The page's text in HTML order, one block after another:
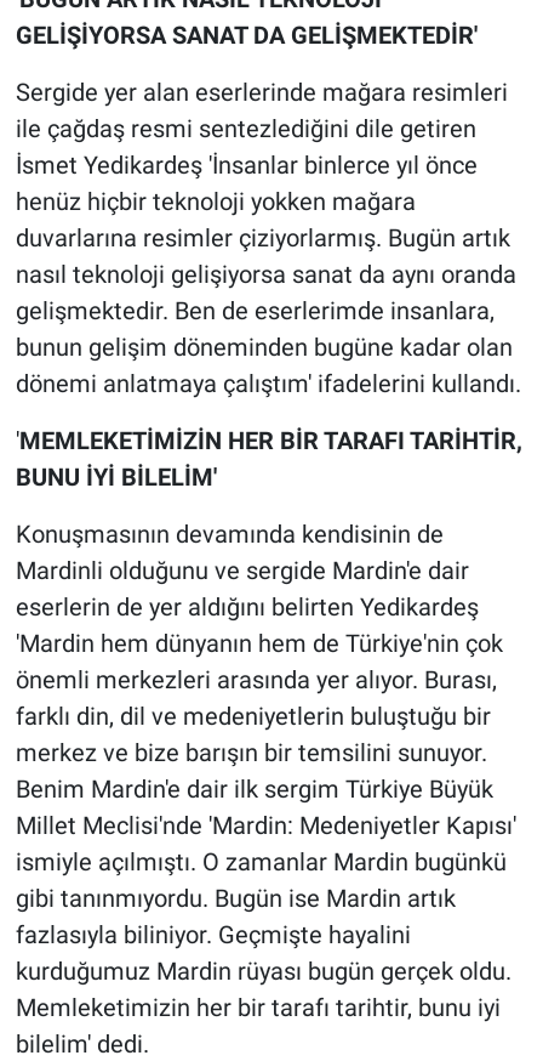
GELİŞİYORSA SANAT DA GELİŞMEKTEDİR'
Sergide yer alan eserlerinde mağara resimleri
ile çağdaş resmi sentezlediğini dile getiren
İsmet Yedikardeş 'İnsanlar binlerce yıl önce
henüz hiçbir teknoloji yokken mağara
duvarlarına resimler çiziyorlarmış. Bugün artık
nasıl teknoloji gelişiyorsa sanat da aynı oranda
gelişmektedir. Ben de eserlerimde insanlara,
bunun gelişim döneminden bugüne kadar olan
dönemi anlatmaya çalıştım' ifadelerini kullandı.
'MEMLEKETİMİZİN HER BİR TARAFI TARİHTİR,
BUNU İYİ BİLELİM'
Konuşmasının devamında kendisinin de
Mardinli olduğunu ve sergide Mardin'e dair
eserlerin de yer aldığını belirten Yedikardeş
'Mardin hem dünyanın hem de Türkiye'nin çok
önemli merkezleri arasında yer alıyor. Burası,
farklı din, dil ve medeniyetlerin buluştuğu bir
merkez ve bize barışın bir temsilini sunuyor.
Benim Mardin'e dair ilk sergim Türkiye Büyük
Millet Meclisi'nde 'Mardin: Medeniyetler Kapısı'
ismiyle açılmıştı. O zamanlar Mardin bugünkü
gibi tanınmıyordu. Bugün ise Mardin artık
fazlasıyla biliniyor. Geçmişte hayalini
kurduğumuz Mardin rüyası bugün gerçek oldu.
Memleketimizin her bir tarafı tarihtir, bunu iyi
bilelim' dedi.